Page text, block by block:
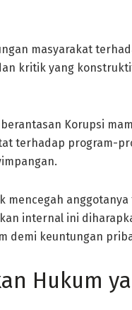
masyarakat
kritik yang
Korupsi
terhadap program-
mencegah
internal ini
demi keuntungan
Hukum